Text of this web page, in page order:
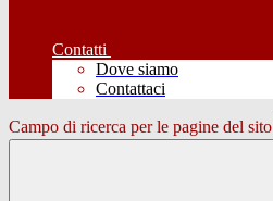
Contatti
Dove siamo
Contattaci
Campo di ricerca per le pagine del sito